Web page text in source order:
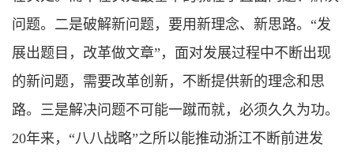
问题。二是破解新问题，要用新理念、新思路。“发
展出题目，改革做文章”，面对发展过程中不断出现
的新问题，需要改革创新，不断提供新的理念和思
路。三是解决问题不可能一蹴而就，必须久久为功。
20年来，“八八战略”之所以能推动浙江不断前进发